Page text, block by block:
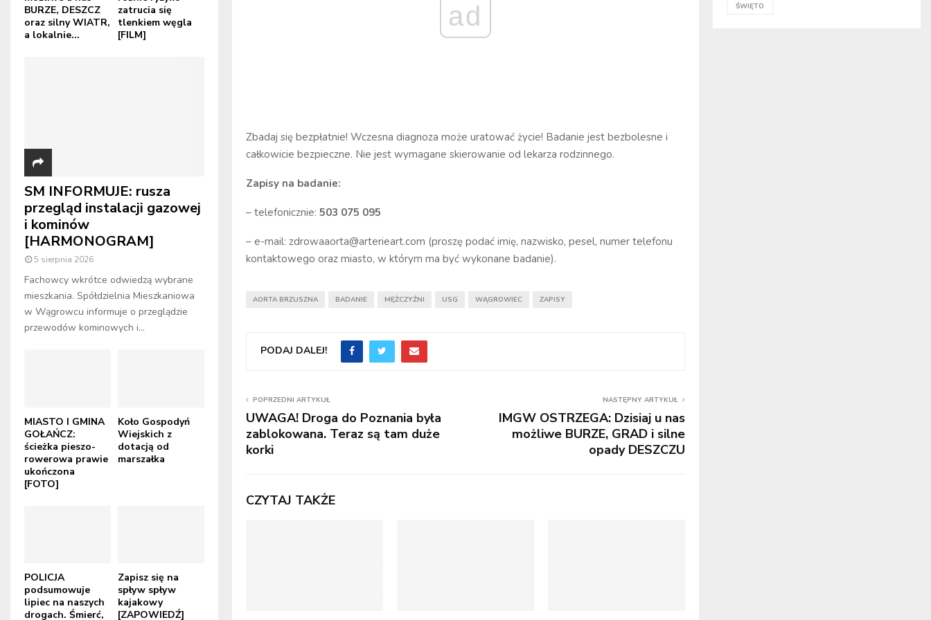
ad
Zbadaj się bezpłatnie! Wczesna diagnoza może uratować życie! Badanie jest bezbolesne i
całkowicie bezpieczne. Nie jest wymagane skierowanie od lekarza rodzinnego.
Zapisy na badanie:
– telefonicznie: 503 075 095
– e-mail: zdrowaaorta@arterieart.com (proszę podać imię, nazwisko, pesel, numer telefonu
kontaktowego oraz miasto, w którym ma być wykonane badanie).
AORTA BRZUSZNA BADANIE MĘŻCZYŹNI USG WĄGROWIEC ZAPISY
PODAJ DALEJ!
POPRZEDNI ARTYKUŁ
UWAGA! Droga do Poznania była
zablokowana. Teraz są tam duże
korki
NASTĘPNY ARTYKUŁ
IMGW OSTRZEGA: Dzisiaj u nas
możliwe BURZE, GRAD i silne
opady DESZCZU
CZYTAJ TAKŻE
BURZE, DESZCZ
oraz silny WIATR,
a lokalnie...
zatrucia się
tlenkiem węgla
[FILM]
SM INFORMUJE: rusza
przegląd instalacji gazowej
i kominów
[HARMONOGRAM]
5 sierpnia 2026
Fachowcy wkrótce odwiedzą wybrane
mieszkania. Spółdzielnia Mieszkaniowa
w Wągrowcu informuje o przeglądzie
przewodów kominowych i...
MIASTO I GMINA
GOŁAŃCZ:
ścieżka pieszo-
rowerowa prawie
ukończona
[FOTO]
Koło Gospodyń
Wiejskich z
dotacją od
marszałka
POLICJA
podsumowuje
lipiec na naszych
drogach. Śmierć,
Zapisz się na
spływ spływ
kajakowy
[ZAPOWIEDŹ]
ŚWIĘTO